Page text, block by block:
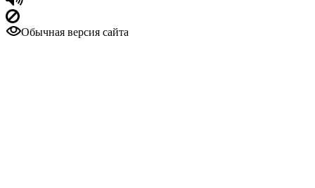
Обычная версия сайта